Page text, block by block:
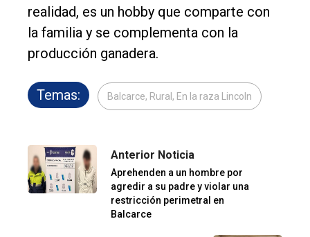
realidad, es un hobby que comparte con
la familia y se complementa con la
producción ganadera.
Temas: Balcarce, Rural, En la raza Lincoln
Anterior Noticia
Aprehenden a un hombre por
agredir a su padre y violar una
restricción perimetral en
Balcarce